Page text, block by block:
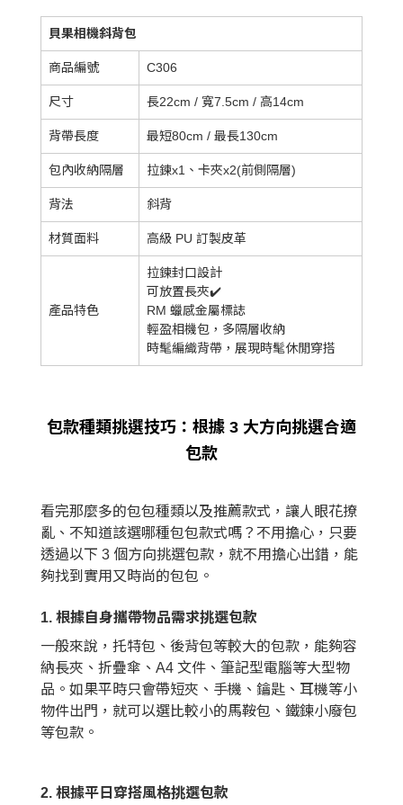
貝果相機斜背包
商品編號 C306
尺寸 長22cm / 寬7.5cm / 高14cm
背帶長度 最短80cm / 最長130cm
包內收納隔層 拉鍊x1、卡夾x2(前側隔層)
背法 斜背
材質面料 高級 PU 訂製皮革
產品特色
拉鍊封口設計
可放置長夾✔️
RM 蠟感金屬標誌
輕盈相機包，多隔層收納
時髦編織背帶，展現時髦休閒穿搭
包款種類挑選技巧：根據 3 大方向挑選合適
包款
看完那麼多的包包種類以及推薦款式，讓人眼花撩
亂、不知道該選哪種包包款式嗎？不用擔心，只要
透過以下 3 個方向挑選包款，就不用擔心出錯，能
夠找到實用又時尚的包包。
1. 根據自身攜帶物品需求挑選包款
一般來說，托特包、後背包等較大的包款，能夠容
納長夾、折疊傘、A4 文件、筆記型電腦等大型物
品。如果平時只會帶短夾、手機、鑰匙、耳機等小
物件出門，就可以選比較小的馬鞍包、鐵鍊小廢包
等包款。
2. 根據平日穿搭風格挑選包款